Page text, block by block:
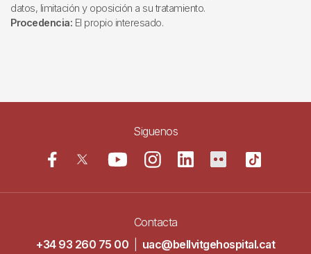
datos, limitación y oposición a su tratamiento.
Procedencia: El propio interesado.
Siguenos
Contacta
+34 93 260 75 00
uac@bellvitgehospital.cat